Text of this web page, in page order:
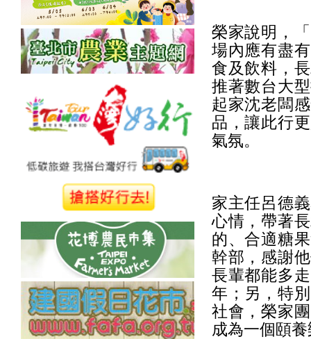
榮家說明，
場內應有盡
食及飲料，
推著數台大
起家沈老闆
品，讓此行
氣氛。
家主任呂德
心情，帶著
的、合適糖
幹部，感謝
長輩都能多
年；另，特
社會，榮家
成為一個頤